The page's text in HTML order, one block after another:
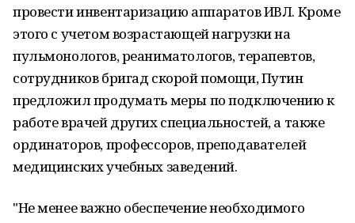
провести инвентаризацию аппаратов ИВЛ. Кроме
этого с учетом возрастающей нагрузки на
пульмонологов, реаниматологов, терапевтов,
сотрудников бригад скорой помощи, Путин
предложил продумать меры по подключению к
работе врачей других специальностей, а также
ординаторов, профессоров, преподавателей
медицинских учебных заведений.
"Не менее важно обеспечение необходимого